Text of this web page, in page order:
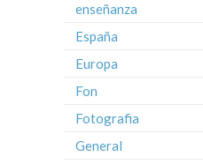
enseñanza
España
Europa
Fon
Fotografia
General